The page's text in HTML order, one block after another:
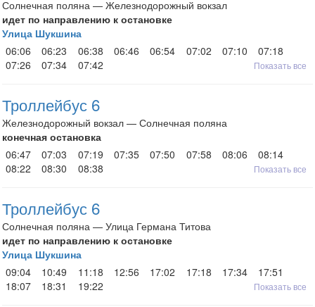
Солнечная поляна — Железнодорожный вокзал
идет по направлению к остановке
Улица Шукшина
06:06
06:23 06:38 06:46 06:54 07:02 07:10
07:18
07:26
07:34 07:42 Показать все
Троллейбус 6
Железнодорожный вокзал — Солнечная поляна
конечная остановка
06:47
07:03 07:19 07:35 07:50 07:58 08:06
08:14
08:22
08:30 08:38 Показать все
Троллейбус 6
Солнечная поляна — Улица Германа Титова
идет по направлению к остановке
Улица Шукшина
09:04
10:49 11:18 12:56 17:02 17:18 17:34
17:51
18:07
18:31 19:22 Показать все